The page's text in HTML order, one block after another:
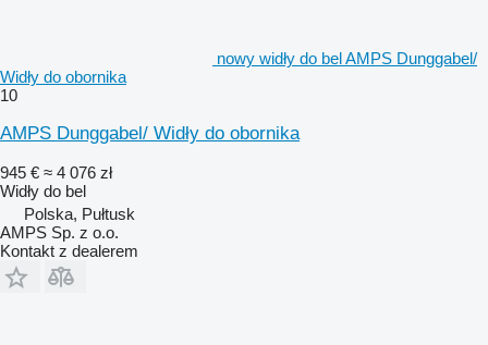
nowy widły do bel AMPS Dunggabel/
Widły do obornika
10
AMPS Dunggabel/ Widły do obornika
945 € ≈ 4 076 zł
Widły do bel
Polska, Pułtusk
AMPS Sp. z o.o.
Kontakt z dealerem